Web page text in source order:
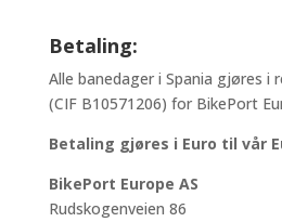
Betaling:
Alle banedager i Spania gjøres i
(CIF B10571206) for BikePort
Betaling gjøres i Euro til vår
BikePort Europe AS
Rudskogenveien 86